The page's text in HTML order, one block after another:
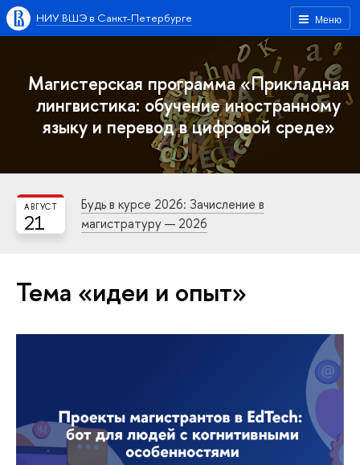
Меню
НИУ ВШЭ в Санкт-Петербурге
Магистерская программа «Прикладная
лингвистика: обучение иностранному
языку и перевод в цифровой среде»
21
АВГУСТ
Будь в курсе 2026: Зачисление в
магистратуру — 2026
Тема «идеи и опыт»